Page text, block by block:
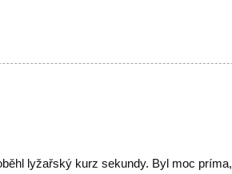
lyžařský kurz sekundy. Byl moc príma,